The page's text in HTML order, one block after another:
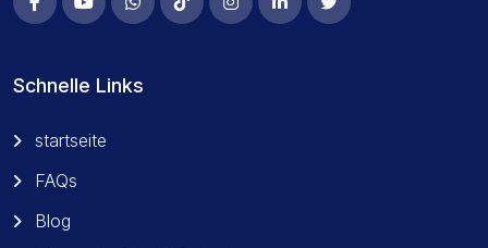
Schnelle Links
startseite
FAQs
Blog